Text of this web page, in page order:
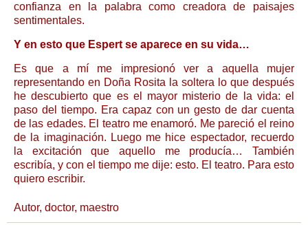
confianza en la palabra como creadora de paisajes
sentimentales.
Y en esto que Espert se aparece en su vida…
Es que a mí me impresionó ver a aquella mujer
representando en Doña Rosita la soltera lo que después
he descubierto que es el mayor misterio de la vida: el
paso del tiempo. Era capaz con un gesto de dar cuenta
de las edades. El teatro me enamoró. Me pareció el reino
de la imaginación. Luego me hice espectador, recuerdo
la excitación que aquello me producía… También
escribía, y con el tiempo me dije: esto. El teatro. Para esto
quiero escribir.
Autor, doctor, maestro